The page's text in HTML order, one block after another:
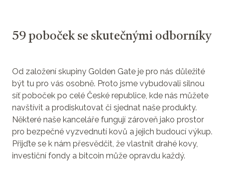
59 poboček se skutečnými odborníky
Od založení skupiny Golden Gate je pro nás důležité
být tu pro vás osobně. Proto jsme vybudovali silnou
síť poboček po celé České republice, kde nás můžete
navštívit a prodiskutovat či sjednat naše produkty.
Některé naše kanceláře fungují zároveň jako prostor
pro bezpečné vyzvednutí kovů a jejich budoucí výkup.
Přijďte se k nám přesvědčit, že vlastnit drahé kovy,
investiční fondy a bitcoin může opravdu každý.